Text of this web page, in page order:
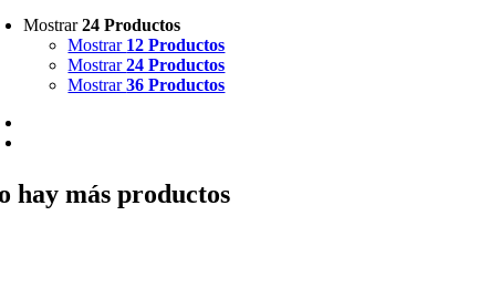
Mostrar24 Productos
Mostrar 12 Productos
Mostrar24 Productos
Mostrar36 Productos
hay más productos